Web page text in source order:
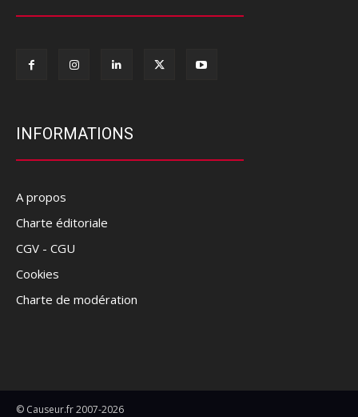
INFORMATIONS
A propos
Charte éditoriale
CGV - CGU
Cookies
Charte de modération
© Causeur.fr 2007-2026